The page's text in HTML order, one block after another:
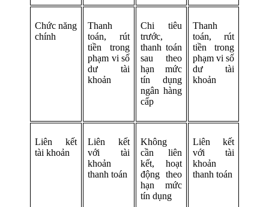
Chức năng
chính
Thanh
toán, rút
tiền trong
phạm vi số
dư tài
khoản
Chi tiêu
trước,
thanh toán
sau theo
hạn mức
tín dụng
ngân hàng
cấp
Thanh
toán, rút
tiền trong
phạm vi số
dư tài
khoản
Liên kết
tài khoản
Liên kết
với tài
khoản
thanh toán
Không
cần liên
kết, hoạt
động theo
hạn mức
tín dụng
Liên kết
với tài
khoản
thanh toán